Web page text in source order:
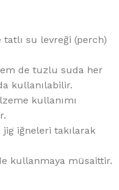
su levreği (perch)
de tuzlu suda her
kullanılabilir.
kullanımı
iğneleri takılarak
kullanmaya müsaittir.